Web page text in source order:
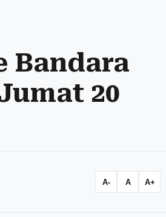
Bandara
20
A- A A+